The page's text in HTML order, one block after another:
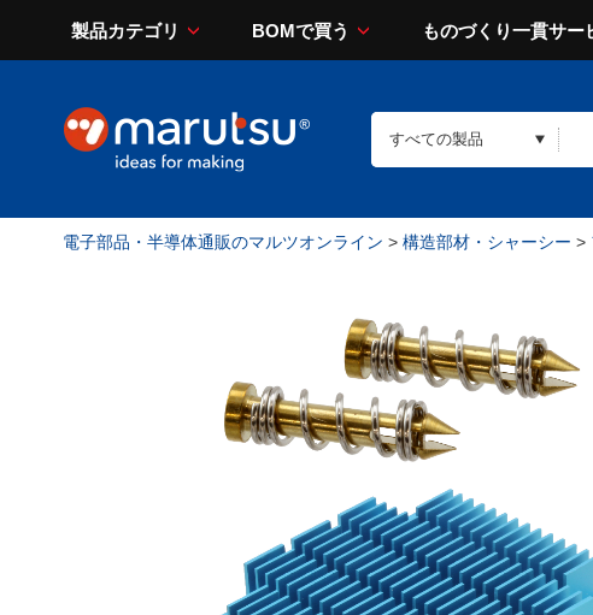
製品カテゴリ BOMで買う ものづくり一貫サー
電子部品・半導体通販のマルツオンライン > 構造部材・シャーシー >